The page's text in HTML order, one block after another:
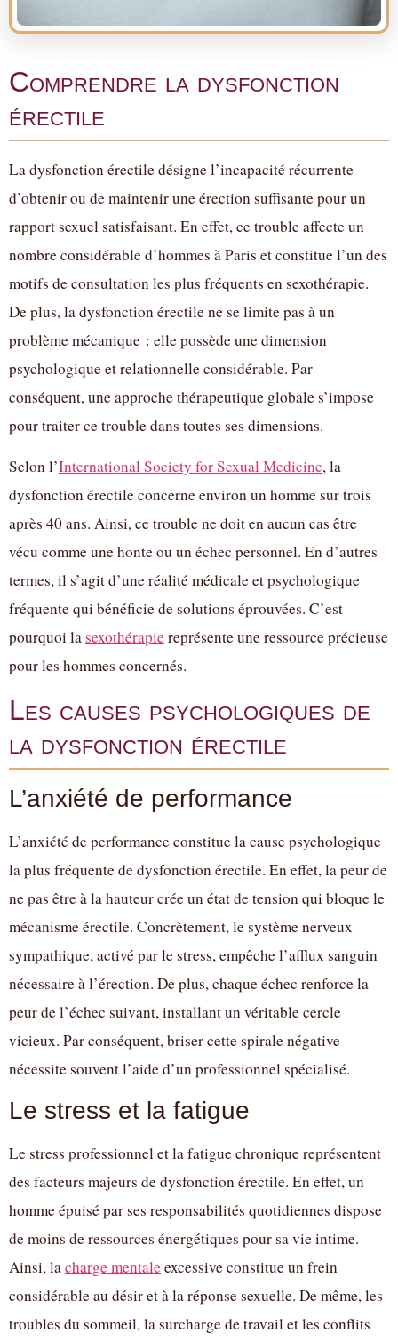
Comprendre la dysfonction
érectile
La dysfonction érectile désigne l’incapacité récurrente
d’obtenir ou de maintenir une érection suffisante pour un
rapport sexuel satisfaisant. En effet, ce trouble affecte un
nombre considérable d’hommes à Paris et constitue l’un des
motifs de consultation les plus fréquents en sexothérapie.
De plus, la dysfonction érectile ne se limite pas à un
problème mécanique : elle possède une dimension
psychologique et relationnelle considérable. Par
conséquent, une approche thérapeutique globale s’impose
pour traiter ce trouble dans toutes ses dimensions.
Selon l’International Society for Sexual Medicine, la
dysfonction érectile concerne environ un homme sur trois
après 40 ans. Ainsi, ce trouble ne doit en aucun cas être
vécu comme une honte ou un échec personnel. En d’autres
termes, il s’agit d’une réalité médicale et psychologique
fréquente qui bénéficie de solutions éprouvées. C’est
pourquoi la sexothérapiereprésente une ressource précieuse
pour les hommes concernés.
Les causes psychologiques de
la dysfonction érectile
L’anxiété de performance
L’anxiété de performance constitue la cause psychologique
la plus fréquente de dysfonction érectile. En effet, la peur de
ne pas être à la hauteur crée un état de tension qui bloque le
mécanisme érectile. Concrètement, le système nerveux
sympathique, activé par le stress, empêche l’afflux sanguin
nécessaire à l’érection. De plus, chaque échec renforce la
peur de l’échec suivant, installant un véritable cercle
vicieux. Par conséquent, briser cette spirale négative
nécessite souvent l’aide d’un professionnel spécialisé.
Le stress et la fatigue
Le stress professionnel et la fatigue chronique représentent
des facteurs majeurs de dysfonction érectile. En effet, un
homme épuisé par ses responsabilités quotidiennes dispose
de moins de ressources énergétiques pour sa vie intime.
Ainsi, lacharge mentaleexcessive constitue un frein
considérable au désir et à la réponse sexuelle. De même, les
troubles du sommeil, la surcharge de travail et les conflits